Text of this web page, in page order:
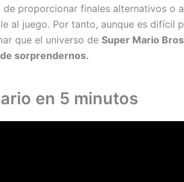
proporcionar finales alternativos o
al juego. Por tanto, aunque es difícil
que el universo de Super Mario
sorprendernos.
en 5 minutos